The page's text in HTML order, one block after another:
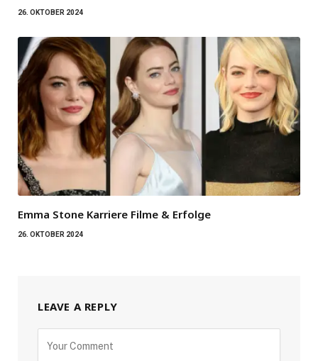
26. OKTOBER 2024
Emma Stone Karriere Filme & Erfolge
26. OKTOBER 2024
LEAVE A REPLY